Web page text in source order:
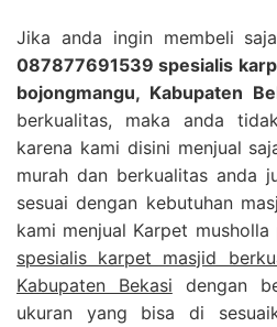
Jika anda ingin membeli
087877691539 spesialis
bojongmangu, Kabupaten
berkualitas, maka anda
karena kami disini menjual
murah dan berkualitas anda
sesuai dengan kebutuhan
kami menjual Karpet
spesialis karpet masjid
Kabupaten Bekasi dengan
ukuran yang bisa di